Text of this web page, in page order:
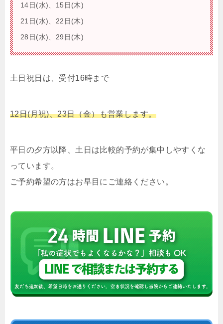
14日(水)、15日(木)
21日(水)、22日(木)
28日(水)、29日(木)
土日祝日は、受付16時まで
12日(月祝)、23日（金）も営業します。
平日の夕方以降、土日は比較的予約が集中しやすくな
っています。
ご予約希望の方はお早目にご連絡ください。